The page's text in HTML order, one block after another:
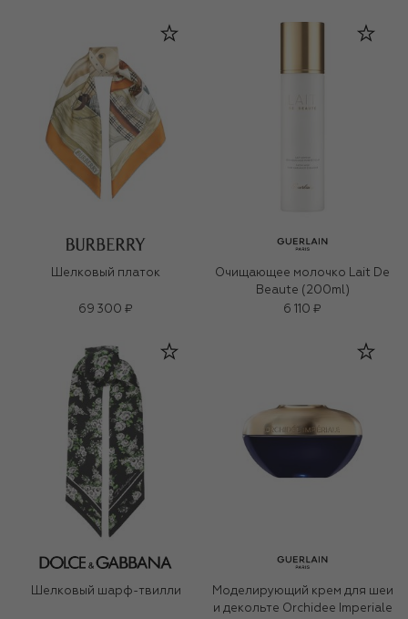
Шелковый платок
69 300 ₽
Очищающее молочко Lait De
Beaute (200ml)
6 110 ₽
Шелковый шарф-твилли
Моделирующий крем для шеи
и декольте Orchidee Imperiale